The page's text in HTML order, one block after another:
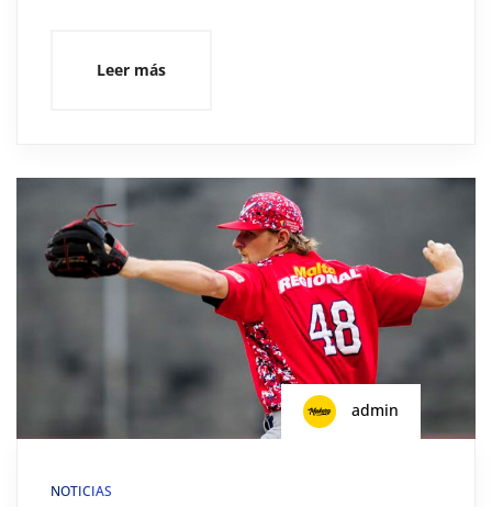
Leer más
admin
NOTICIAS